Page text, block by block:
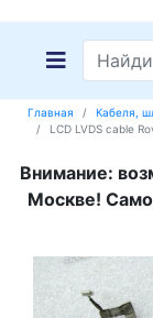
Главная Кабеля,
LCD LVDS cable
Внимание:
Москве!